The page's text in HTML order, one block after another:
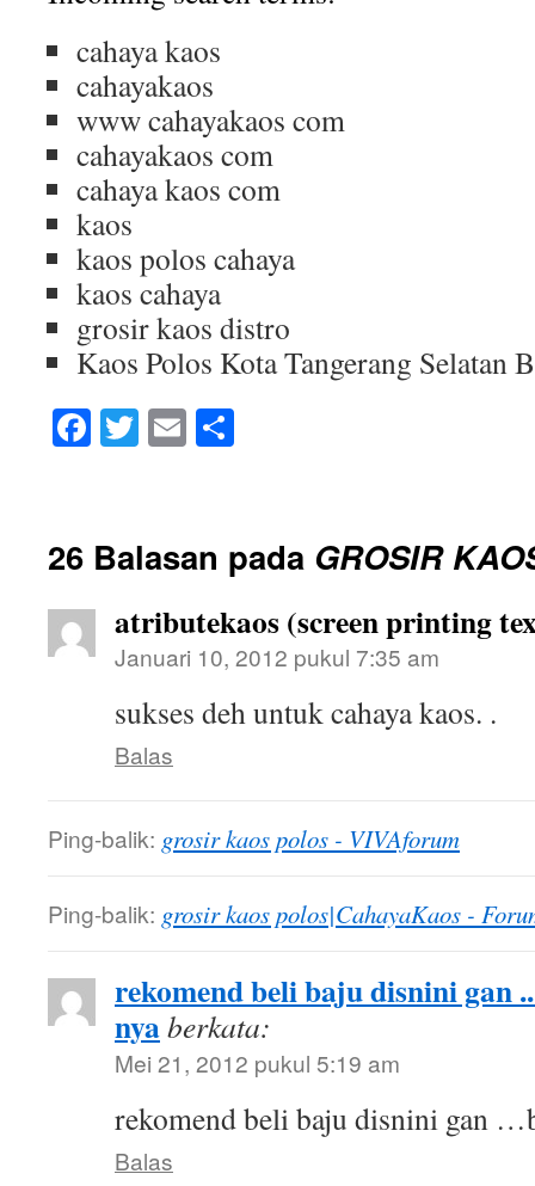
cahaya kaos
cahayakaos
www cahayakaos com
cahayakaos com
cahaya kaos com
kaos
kaos polos cahaya
kaos cahaya
grosir kaos distro
Kaos Polos Kota Tangerang Selatan
Facebook
Twitter
Email
26 Balasan pada GROSIR
atributekaos (screen printing
Januari 10, 2012 pukul 7:35 am
sukses deh untuk cahaya kaos. .
Balas
Ping-balik: grosir kaos polos - VIVAforum
Ping-balik: grosir kaos polos|CahayaKaos -
rekomend beli baju disnini gan
nyaberkata:
Mei 21, 2012 pukul 5:19 am
rekomend beli baju disnini gan
Balas